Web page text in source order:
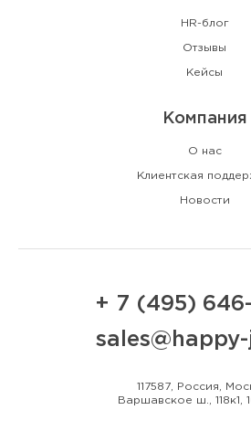
HR-блог
Отзывы
Кейсы
Компания
О нас
Клиентская
Новости
+ 7 (495)
117587, Россия,
Варшавское ш., 118к1,